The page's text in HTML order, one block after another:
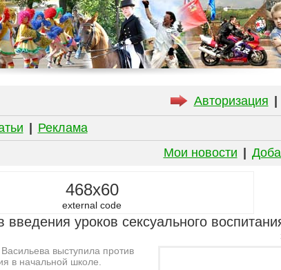
Авторизация
Реклама
Мои новости
468x60
external code
уроков сексуального
выступила против
в начальной школе.